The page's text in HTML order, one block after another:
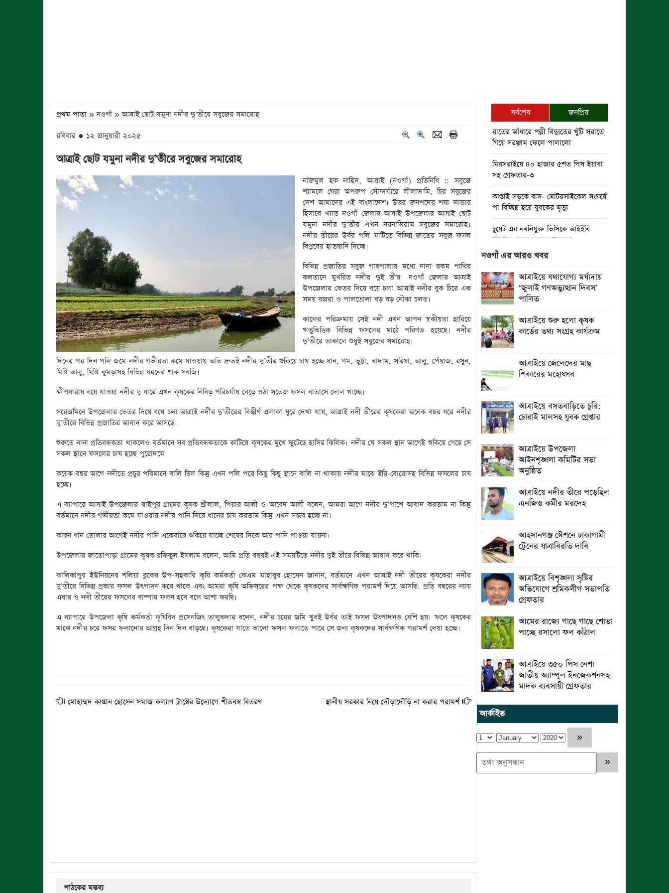
প্রথম পাতা » নওগাঁ » আত্রাই ছোট যমুনা নদীর দু’তীরে সবুজের সমারোহ
রবিবার ● ১২ জানুয়ারী ২০২৫
আত্রাই ছোট যমুনা নদীর দু’তীরে সবুজের সমারোহ
নাজমুল হক নাহিদ, আত্রাই (নওগাঁ) প্রতিনিধি :: সবুজে
শ্যামলে ঘেরা অপরুপ সৌন্দর্য্যরে লীলাভ’মি, চির সবুজের
দেশ আমাদের এই বাংলাদেশ। উত্তর জনপদের শষ্য ভান্ডার
হিসাবে খ্যাত নওগাঁ জেলার আত্রাই উপজেলার আত্রাই ছোট
যমুনা নদীর দু’তীর এখন নয়নাভিরাম সবুজের সমারোহ।
নদীর তীরের উর্বর পলি মাটিতে বিভিন্ন জাতের সবুজ ফসল
বিপ্লবের হাতছানি দিচ্ছে।
বিভিন্ন প্রজাতির সবুজ গাছপালার মধ্যে নানা রকম পাখির
কলতানে মুখরিত নদীর দুই তীর। নওগাঁ জেলার আত্রাই
উপজেলার ভেতর দিয়ে বয়ে চলা আত্রাই নদীর বুক চিরে এক
সময় বজরা ও পালতোলা বড় বড় নৌকা চলত।
কালের পরিক্রমায় সেই নদী এখন আপন স্বকীয়তা হারিয়ে
ঋতুভিত্তিক বিভিন্ন ফসলের মাঠে পরিণত হয়েছে। নদীর
দু’তীরে তাকালে শুধুই সবুজের সমারোহ।
দিনের পর দিন পলি জমে নদীর গভীরতা কমে যাওয়ায় অতি দ্রুতই নদীর দু’তীর শুকিয়ে চাষ হচ্ছে ধান, গম, ভুট্টা, বাদাম, সরিষা, আলু, পেঁয়াজ, রসুন,
মিষ্টি আলু, মিষ্টি কুমড়াসহ বিভিন্ন ধরনের শাক সবজি।
ক্ষীণধারায় বয়ে যাওয়া নদীর দু ধারে এখন কৃষকের নিবিড় পরিচর্যায় বেড়ে ওঠা সতেজ ফসল বাতাসে দোল খাচ্ছে।
সরেজমিনে উপজেলার ভেতর দিয়ে বয়ে চলা আত্রাই নদীর দু’তীরের বিস্তীর্ণ এলাকা ঘুরে দেখা যায়, আত্রাই নদী তীরের কৃষকেরা অনেক বছর ধরে নদীর
দু’তীরে বিভিন্ন প্রজাতির আবাদ করে আসছে।
শুরুতে নানা প্রতিবন্ধকতা থাকলেও বর্তমানে সব প্রতিবন্ধকতাকে কাটিয়ে কৃষকের মুখে ফুটেছে হাসির ঝিলিক। নদীর যে সকল স্থান আগেই শুকিয়ে গেছে সে
সকল স্থানে ফসলের চাষ হচ্ছে পুরোদমে।
কয়েক বছর আগে নদীতে প্রচুর পরিমানে বালি ছিল কিন্তু এখন পলি পরে কিছু কিছু স্থানে বালি না থাকায় নদীর মাঝে ইরি-বোরোসহ বিভিন্ন ফসলের চাষ
হচ্ছে।
এ ব্যাপারে আত্রাই উপজেলার রাইপুর গ্রামের কৃষক শ্রীলাল, পিয়ার আলী ও আবেদ আলী বলেন, আমরা আগে নদীর দু’পাশে আবাদ করতাম না কিন্তু
বর্তমানে নদীর গভীরতা কমে যাওয়ায় নদীর পানি দিয়ে ধানের চাষ করতাম কিন্তু এখন সম্ভব হচ্ছে না।
কারন ধান তোলার আগেই নদীর পানি একেবারে শুকিয়ে যাচ্ছে শেষের দিকে আর পানি পাওয়া যায়না।
উপজেলার জাতোপাড়া গ্রামের কৃষক রফিকুল ইসলাম বলেন, আমি প্রতি বছরই এই সময়টিতে নদীর দুই তীরে বিভিন্ন আবাদ করে থাকি।
কালিকাপুর ইউনিয়নের শলিয়া ব্লকের উপ-সহকারি কৃষি কর্মকর্তা কেএম মাহাবুব হোসেন জানান, বর্তমানে এখন আত্রাই নদী তীরের কৃষকেরা নদীর
দু’তীরে বিভিন্ন প্রকার ফসল উৎপাদন করে থাকে এবং আমরা কৃষি অফিসরের পক্ষ থেকে কৃষকদের সার্বক্ষণিক পরামর্শ দিয়ে আসছি। প্রতি বছরের ন্যায়
এবার ও নদী তীরের ফসলের বাম্পার ফলন হবে বলে আশা করছি।
এ ব্যাপারে উপজেলা কৃষি কর্মকর্তা কৃষিবিদ প্রসেনজিৎ তালুকদার বলেন, নদীর চরের জমি খুবই উর্বর তাই ফসল উৎপাদনও বেশি হয়। ফলে কৃষকের
মাঝে নদীর চরে ফসর ফলানোর আগ্রহ দিন দিন বাড়ছে। কৃষকেরা যাতে ভালো ফসল ফলাতে পারে সে জন্য কৃষকদের সার্বক্ষণিক পরামর্শ দেয়া হচ্ছে।
মোহাম্মদ কাপ্তান হোসেন সমাজ কল্যাণ ট্রাস্টের উদ্যোগে শীতবস্ত্র বিতরণ স্থানীয় সরকার নিয়ে দৌড়াদৌড়ি না করার পরামর্শ
সর্বশেষ
জনপ্রিয়
রাতের আঁধারে পল্লী বিদ্যুতের খুঁটি সরাতে
গিয়ে সরঞ্জাম ফেলে পালালো
মিরসরাইয়ে ৪০ হাজার ৫শত পিস ইয়াবা
সহ গ্রেফতার-৩
কাপ্তাই সড়কে বাস- মোটরসাইকেল সংঘর্ষে
পা বিচ্ছিন্ন হয়ে যুবকের মৃত্যু
চুয়েট এর নবনিযুক্ত ভিসিকে আইইবি
চট্টগ্রাম কেন্দ্রে ফুলেল শুভেচ্ছা
বৈষম্যহীন মানবিক রাষ্ট্র গঠন করে জুলাই
শহীদদের প্রতি শ্রদ্ধা জানাতে হবে :
জননেতা সাইফুল হক
তিন দিন পর ব্রহ্মপুত্র নদে নিখোঁজ
সাইফুলের মরদেহ গফরগাঁও থেকে উদ্ধার
ব্রহ্মপুত্র নদে নিখোঁজ কৃষকের সন্ধান
মেলেনি
রাঙ্গুনিয়ায় জুলাই গণঅভ্যুত্থান দিবস
পালিত
পার্বতীপুরে জুলাই গণঅভ্যুত্থান দিবস
পালন
আত্রাইয়ে যথাযোগ্য মর্যাদায় ‘জুলাই
গণঅভ্যুত্থান দিবস’ পালিত
নওগাঁ এর আরও খবর
আত্রাইয়ে যথাযোগ্য মর্যাদায়
‘জুলাই গণঅভ্যুত্থান দিবস’
পালিত
আত্রাইয়ে শুরু হলো কৃষক
কার্ডের তথ্য সংগ্রহ কার্যক্রম
আত্রাইয়ে জেলেদের মাছ
শিকারের মহোৎসব
আত্রাইয়ে বসতবাড়িতে চুরি:
চোরাই মালসহ যুবক গ্রেপ্তার
আত্রাইয়ে উপজেলা
আইনশৃঙ্খলা কমিটির সভা
অনুষ্ঠিত
আত্রাইয়ে নদীর তীরে পড়েছিল
এনজিও কর্মীর মরদেহ
আহসানগঞ্জ স্টেশনে ঢাকাগামী
ট্রেনের যাত্রাবিরতি দাবি
আত্রাইয়ে বিশৃঙ্খলা সৃষ্টির
অভিযোগে শ্রমিকলীগ সভাপতি
গ্রেফতার
আমের রাজ্যে গাছে গাছে শোভা
পাচ্ছে রসালো ফল কাঁঠাল
আত্রাইয়ে ৩৫০ পিস নেশা
জাতীয় অ্যাম্পুল ইনজেকশনসহ
মাদক ব্যবসায়ী গ্রেফতার
আর্কাইভ
পাঠকের মন্তব্য